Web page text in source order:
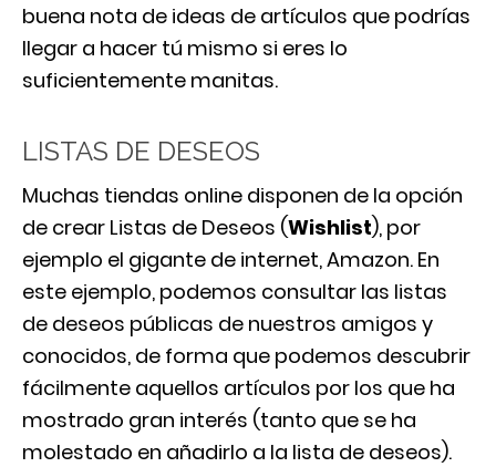
buena nota de ideas de artículos que podrías
llegar a hacer tú mismo si eres lo
suficientemente manitas.
LISTAS DE DESEOS
Muchas tiendas online disponen de la opción
de crear Listas de Deseos (Wishlist), por
ejemplo el gigante de internet, Amazon. En
este ejemplo, podemos consultar las listas
de deseos públicas de nuestros amigos y
conocidos, de forma que podemos descubrir
fácilmente aquellos artículos por los que ha
mostrado gran interés (tanto que se ha
molestado en añadirlo a la lista de deseos).